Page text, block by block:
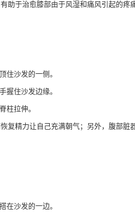
于治愈膝部由于风湿和痛风引起的疼痛
沙发的一侧。
住沙发边缘。
拉伸。
精力让自己充满朝气；另外，腹部脏
沙发的一边。